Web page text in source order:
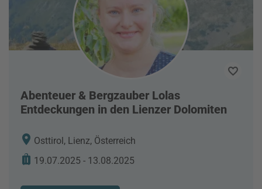
Abenteuer & Bergzauber Lolas
Entdeckungen in den Lienzer Dolomiten
Osttirol, Lienz, Österreich
19.07.2025 - 13.08.2025